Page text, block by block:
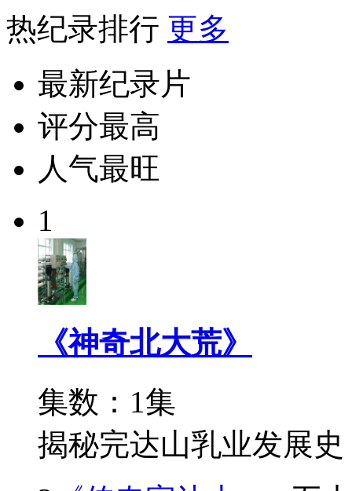
热纪录排行 更多
最新纪录片
评分最高
人气最旺
1
《神奇北大荒》
集数：1集
揭秘完达山乳业发展史